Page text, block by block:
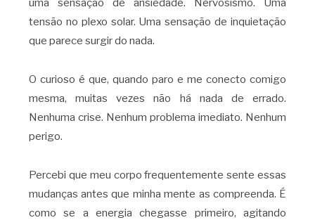
uma sensação de ansiedade. Nervosismo. Uma
tensão no plexo solar. Uma sensação de inquietação
que parece surgir do nada.
O curioso é que, quando paro e me conecto comigo
mesma, muitas vezes não há nada de errado.
Nenhuma crise. Nenhum problema imediato. Nenhum
perigo.
Percebi que meu corpo frequentemente sente essas
mudanças antes que minha mente as compreenda. É
como se a energia chegasse primeiro, agitando